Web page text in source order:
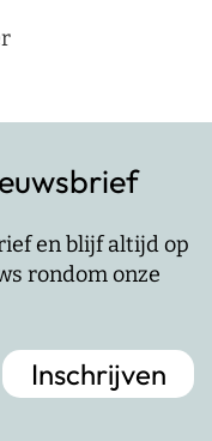
en blijf altijd op
rondom onze